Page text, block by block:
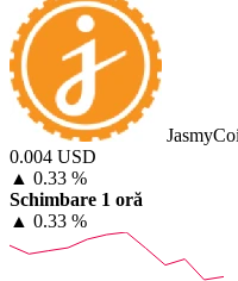
0.004 USD
▲ 0.33 %
Schimbare 1 oră
▲ 0.33 %